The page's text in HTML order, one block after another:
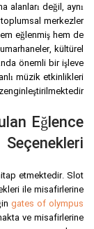
alanları değil, aynı
merkezler
eğlenmiş hem de
kültürel
önemli bir işleve
müzik etkinlikleri
Eğlence
Seçenekleri
etmektedir. Slot
ile misafirlerine
gates of olympus
ve misafirlerine